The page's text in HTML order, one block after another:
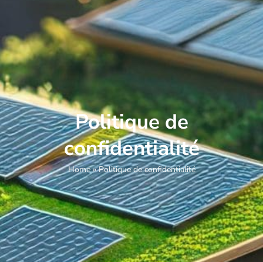
Politique de
confidentialité
Home»Politique de confidentialité